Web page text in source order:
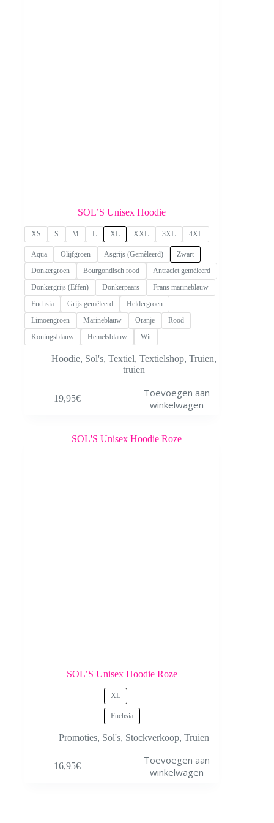
SOL’S Unisex Hoodie
XS S M L XL XXL 3XL 4XL
Aqua Olijfgroen Asgrijs (Gemêleerd)
Zwart
Donkergroen
Bourgondisch rood
Antraciet gemêleerd
Donkergrijs (Effen)
Donkerpaars
Frans marineblauw
Fuchsia
Grijs gemêleerd
Heldergroen
Limoengroen
Marineblauw Oranje
Rood
Koningsblauw
Hemelsblauw Wit
Hoodie, Sol's,Textiel,Textielshop,Truien,
truien
19,95€
Toevoegen aan
winkelwagen
SOL’S Unisex Hoodie Roze
XL
Fuchsia
Promoties, Sol's, Stockverkoop,Truien
16,95€
Toevoegen aan
winkelwagen